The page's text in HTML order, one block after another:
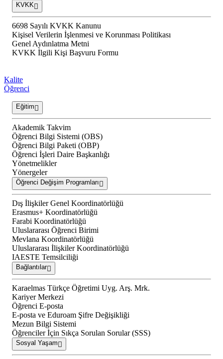
KVKK
6698 Sayılı KVKK Kanunu
Kişisel Verilerin İşlenmesi ve Korunması Politikası
Genel Aydınlatma Metni
KVKK İlgili Kişi Başvuru Formu
Kalite
Öğrenci
Eğitim
Akademik Takvim
Öğrenci Bilgi Sistemi (OBS)
Öğrenci Bilgi Paketi (OBP)
Öğrenci İşleri Daire Başkanlığı
Yönetmelikler
Yönergeler
Öğrenci Değişim Programları
Dış İlişkiler Genel Koordinatörlüğü
Erasmus+ Koordinatörlüğü
Farabi Koordinatörlüğü
Uluslararası Öğrenci Birimi
Mevlana Koordinatörlüğü
Uluslararası İlişkiler Koordinatörlüğü
IAESTE Temsilciliği
Bağlantılar
Karaelmas Türkçe Öğretimi Uyg. Arş. Mrk.
Kariyer Merkezi
Öğrenci E-posta
E-posta ve Eduroam Şifre Değişikliği
Mezun Bilgi Sistemi
Öğrenciler İçin Sıkça Sorulan Sorular (SSS)
Sosyal Yaşam